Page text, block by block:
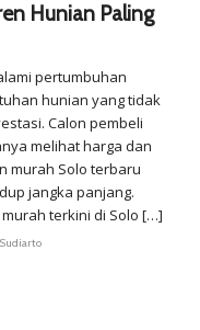
Hunian Paling
pertumbuhan
hunian yang tidak
Calon pembeli
melihat harga dan
murah Solo terbaru
jangka panjang.
terkini di Solo […]